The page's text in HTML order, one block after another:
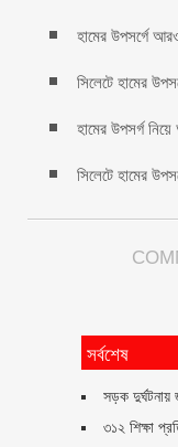
হামের উপসর্গে
সিলেটে হামের
হামের উপসর্গ
সিলেটে হামের
সর্বশেষ
সড়ক
৩১২ শিক্ষা